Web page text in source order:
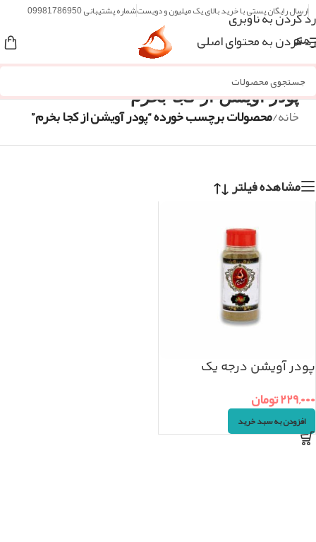
رد کردن به ناوبری
رد کردن به محتوای اصلی
ارسال رایگان پستی با خرید بالای یک میلیون و دویستشماره پشتیبانی 09981786950
منو
پودر آویشن از کجا بخرم
خانه/محصولات برچسب خورده “پودر آویشن از کجا بخرم”
مشاهده فیلتر
پودر آویشن درجه یک
۲۲۹,۰۰۰تومان
افزودن به سبد خرید